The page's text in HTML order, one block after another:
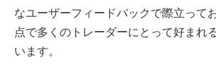
なユーザーフィードバックで際立って
点で多くのトレーダーにとって好まれ
います。